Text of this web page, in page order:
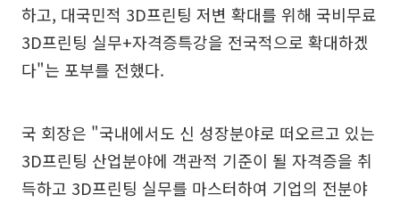
하고, 대국민적 3D프린팅 저변 확대를 위해 국비무료
3D프린팅 실무+자격증특강을 전국적으로 확대하겠
다"는 포부를 전했다.
국 회장은 "국내에서도 신 성장분야로 떠오르고 있는
3D프린팅 산업분야에 객관적 기준이 될 자격증을 취
득하고 3D프린팅 실무를 마스터하여 기업의 전분야